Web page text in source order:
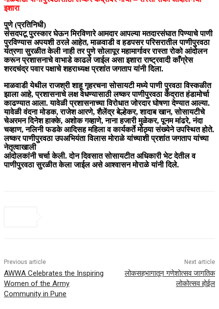
इशारा
पुणे (प्रतिनिधी)
संसदपटू पुरस्कार घेऊन मिरविणारे आमदार आपल्या मतदारसंघात पिण्याचे पाणी
पुरविण्यास अपयशी ठरले आहेत, माळवाडी व हडपसर परिसरातील पाणीपुरवठा
यंत्रणा सुरळीत केली नाही तर पुणे सोलापूर महामार्गावर रास्ता रोको आंदोलन
करून प्रशासनाचे वाभाडे काढले जाईल असा इशारा राष्ट्रवादी काँग्रेस
शरदचंद्र पवार पक्षाचे शहराध्यक्ष प्रशांत जगताप यांनी दिला.
माळवाडी येथील राजश्री शाहू गृहरचना सोसायटी मध्ये पाणी पुरवठा विस्कळीत
झाला आहे, प्रशासनाचे लक्ष वेधण्यासाठी लष्कर पाणीपुरवठा केंद्रात हंडामोर्चा
काढण्यात आला. यावेळी प्रशासनाच्या विरोधात जोरदार घोषणा देण्यात आल्या.
यावेळी वंदना मोडक, राजेश आरणे, शैलेंद्र बेल्हेकर, शादाब खान, सोसायटीचे
चेअरमन दिनेश हाक्के, अशोक गव्हाणे, नाना हजारी मुळेकर, पूनम मांढरे, नंदा
चव्हाण, नलिनी फडके आदिसह महिला व कार्यकर्ते मोठ्या संख्येने उपस्थित होते.
लष्कर पाणीपुरवठा उपअभियंता विलास मोराळे यांच्याशी प्रशांत जगताप यांच्या
नेतृत्वाखाली
आंदोलकांनी चर्चा केली. दोन दिवसात सोसायटीत अधिकारी भेट देतील व
पाणीपुरवठा सुरळीत केला जाईल असे आश्वासन मोराळे यांनी दिले.
Previous article
AWWA Celebrates the Inspiring
Women of the Army
Community in Pune
Next article
लोकसहभागातून गणेशोत्सव जागतिक
लोकोत्सव होईल